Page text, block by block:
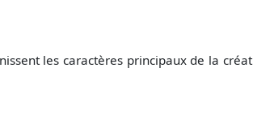
les caractères principaux de la